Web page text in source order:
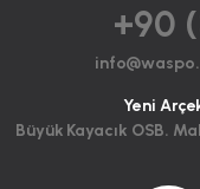
+90
Yeni
Büyük Kayacık OSB.